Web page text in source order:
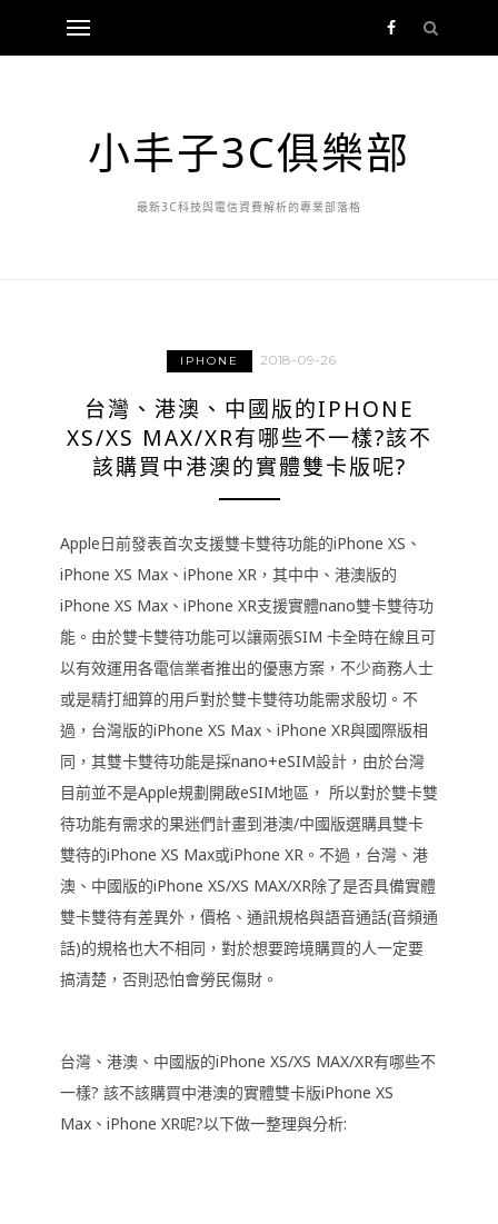
小丰子3C俱樂部
最新3C科技與電信資費解析的專業部落格
IPHONE 2018-09-26
台灣、港澳、中國版的IPHONE
XS/XS MAX/XR有哪些不一樣?該不
該購買中港澳的實體雙卡版呢?
Apple日前發表首次支援雙卡雙待功能的iPhone XS、
iPhone XS Max、iPhone XR，其中中、港澳版的
iPhone XS Max、iPhone XR支援實體nano雙卡雙待功
能。由於雙卡雙待功能可以讓兩張SIM 卡全時在線且可
以有效運用各電信業者推出的優惠方案，不少商務人士
或是精打細算的用戶對於雙卡雙待功能需求殷切。不
過，台灣版的iPhone XS Max、iPhone XR與國際版相
同，其雙卡雙待功能是採nano+eSIM設計，由於台灣
目前並不是Apple規劃開啟eSIM地區， 所以對於雙卡雙
待功能有需求的果迷們計畫到港澳/中國版選購具雙卡
雙待的iPhone XS Max或iPhone XR。不過，台灣、港
澳、中國版的iPhone XS/XS MAX/XR除了是否具備實體
雙卡雙待有差異外，價格、通訊規格與語音通話(音頻通
話)的規格也大不相同，對於想要跨境購買的人一定要
搞清楚，否則恐怕會勞民傷財。
台灣、港澳、中國版的iPhone XS/XS MAX/XR有哪些不
一樣? 該不該購買中港澳的實體雙卡版iPhone XS
Max、iPhone XR呢?以下做一整理與分析: